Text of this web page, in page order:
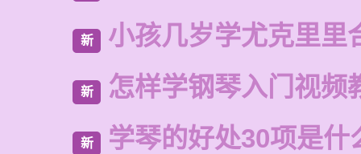
新 小孩几岁学尤克里里
新 怎样学钢琴入门视频
新 学琴的好处30项是什